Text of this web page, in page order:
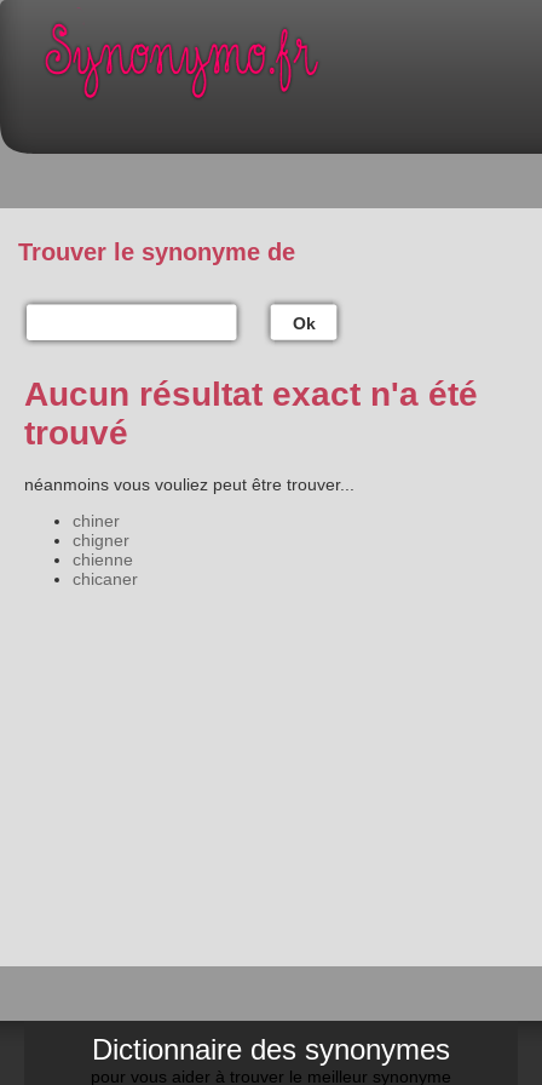
Trouver le synonyme de
Ok
Aucun résultat exact n'a été
trouvé
néanmoins vous vouliez peut être trouver...
chiner
chigner
chienne
chicaner
Dictionnaire des synonymes
pour vous aider à trouver le meilleur synonyme